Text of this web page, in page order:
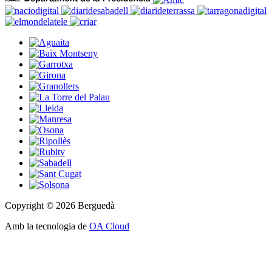
Copyright © 2026 Berguedà
Amb la tecnologia de OA Cloud